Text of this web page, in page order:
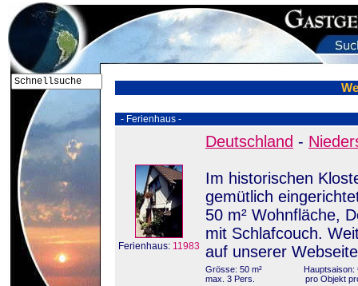
- Ferienhaus -
Ferienhaus: 11983
Deutschland -
Im historischen
gemütlich
50 m² Wohnfläche,
mit Schlafcouch.
auf unserer
Grösse: 50 m²
max. 3 Pers.
Hauptsaison:
pro Objekt